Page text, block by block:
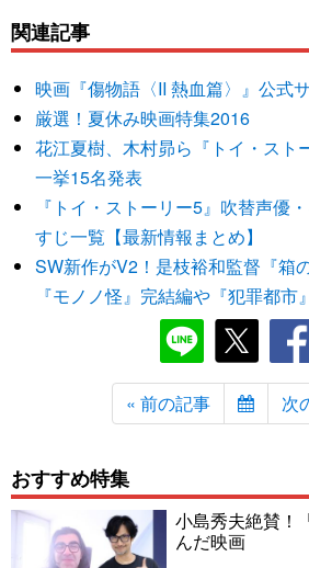
関連記事
映画『傷物語〈II 熱血篇〉』公式
厳選！夏休み映画特集2016
花江夏樹、木村昴ら『トイ・スト
一挙15名発表
『トイ・ストーリー5』吹替声優
すじ一覧【最新情報まとめ】
SW新作がV2！是枝裕和監督『箱
『モノノ怪』完結編や『犯罪都市
« 前の記事 次
おすすめ特集
小島秀夫絶賛！
んだ映画